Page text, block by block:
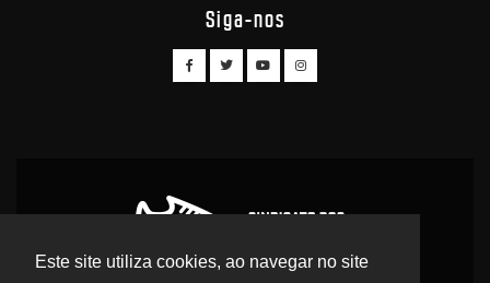
Este site utiliza cookies, ao navegar no site
Siga-nos